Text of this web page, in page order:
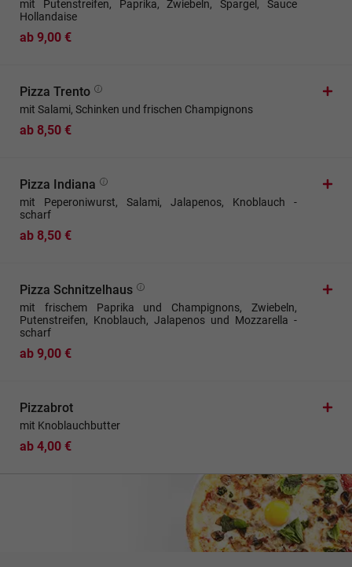
mit Putenstreifen, Paprika, Zwiebeln, Spargel, Sauce
Hollandaise
ab 9,00 €
Pizza Trento
mit Salami, Schinken und frischen Champignons
ab 8,50 €
Pizza Indiana
mit Peperoniwurst, Salami, Jalapenos, Knoblauch -
scharf
ab 8,50 €
Pizza Schnitzelhaus
mit frischem Paprika und Champignons, Zwiebeln,
Putenstreifen, Knoblauch, Jalapenos und Mozzarella -
scharf
ab 9,00 €
Pizzabrot
mit Knoblauchbutter
ab 4,00 €